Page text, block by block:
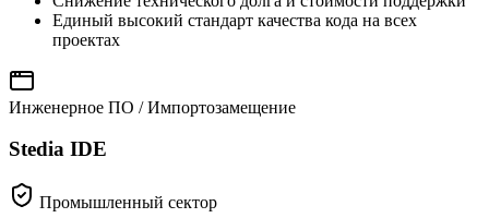
Единый высокий стандарт качества кода на всех
проектах
Инженерное ПО / Импортозамещение
Stedia IDE
Промышленный сектор